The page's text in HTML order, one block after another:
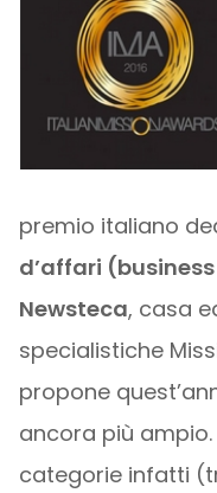
premio italiano
d’affari
Newsteca, casa
specialistiche
propone
ancora più
categorie infatti